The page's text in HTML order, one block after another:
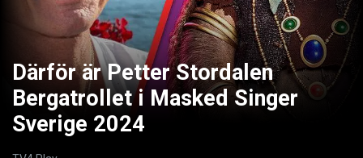
Därför är Petter Stordalen
Bergatrollet i Masked Singer
Sverige 2024